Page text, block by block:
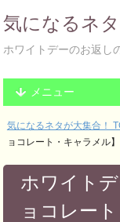
気になるネ
ホワイトデーのお返し
メニュー
気になるネタが大集合！
ョコレート・キャラメル】
ホワイト
ョコレー